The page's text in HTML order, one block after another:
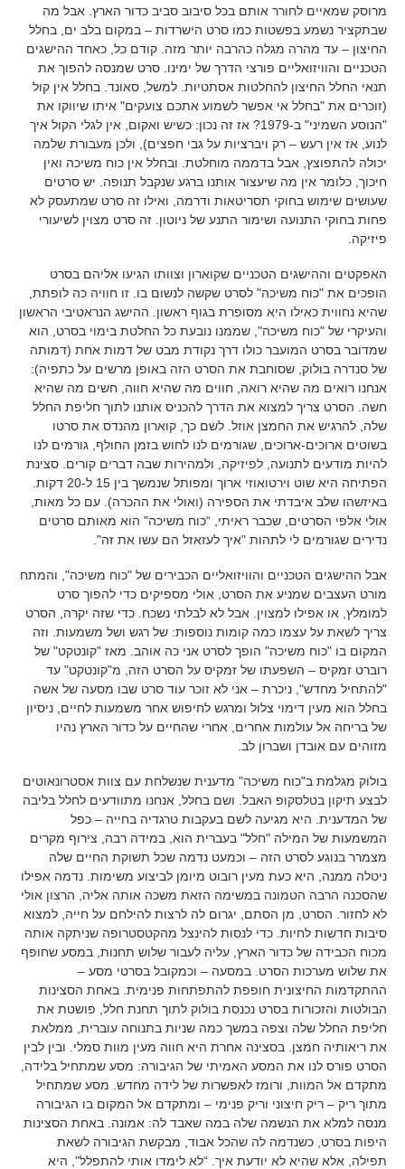
מרוסק שמאיים לחורר אותם בכל סיבוב סביב כדור הארץ. אבל מה
שבתקציר נשמע בפשטות כמו סרט הישרדות – במקום בלב ים, בחלל
החיצון – עד מהרה מגלה כהרבה יותר מזה. קודם כל, כאחד ההישגים
הטכניים והוויזואליים פורצי הדרך של ימינו. סרט שמנסה להפוך את
תנאי החלל החיצון להחלטות אסתטיות. למשל, סאונד. בחלל אין קול
(זוכרים את "בחלל אי אפשר לשמוע אתכם צועקים" איתו שיווקו את
"הנוסע השמיני" ב-1979? אז זה נכון: כשיש ואקום, אין לגלי הקול איך
לנוע, אז אין רעש – רק ויברציות על גבי חפצים), ולכן מעבורת שלמה
יכולה להתפוצץ, אבל בדממה מוחלטת. ובחלל אין כוח משיכה ואין
חיכוך, כלומר אין מה שיעצור אותנו ברגע שנקבל תנופה. יש סרטים
שעושים שימוש בחוקי תסריטאות ודרמה, ואילו זה סרט שמתעסק לא
פחות בחוקי התנועה ושימור התנע של ניוטון. זה סרט מצוין לשיעורי
פיזיקה.
האפקטים וההישגים הטכניים שקוארון וצוותו הגיעו אליהם בסרט
הופכים את "כוח משיכה" לסרט שקשה לנשום בו. זו חוויה כה לופתת,
שהיא נחווית כאילו היא מסופרת בגוף ראשון. ההישג הנראטיבי הראשון
והעיקרי של "כוח משיכה", שממנו נובעת כל החלטת בימוי בסרט, הוא
שמדובר בסרט המועבר כולו דרך נקודת מבט של דמות אחת (דמותה
של סנדרה בולוק, שסוחבת את הסרט הזה באופן מרשים על כתפיה):
אנחנו רואים מה שהיא רואה, חווים מה שהיא חווה, חשים מה שהיא
חשה. הסרט צריך למצוא את הדרך להכניס אותנו לתוך חליפת החלל
שלה, להרגיש את החמצן אוזל. לשם כך, קוארון מהנדס את סרטו
בשוטים ארוכים-ארוכים, שגורמים לנו לחוש בזמן החולף, גורמים לנו
להיות מודעים לתנועה, לפיזיקה, ולמהירות שבה דברים קורים. סצינת
הפתיחה היא שוט וירטואוזי ארוך ומפותל שנמשך בין 15 ל-20 דקות.
באיזשהו שלב איבדתי את הספירה (ואולי את ההכרה). עם כל מאות,
אולי אלפי הסרטים, שכבר ראיתי, “כוח משיכה" הוא מאותם סרטים
נדירים שגורמים לי לתהות "איך לעזאזל הם עשו את זה".
אבל ההישגים הטכניים והוויזואליים הכבירים של "כוח משיכה", והמתח
מורט העצבים שמניע את הסרט, אולי מספיקים כדי להפוך סרט
למומלץ, או אפילו למצוין. אבל לא לבלתי נשכח. כדי שזה יקרה, הסרט
צריך לשאת על עצמו כמה קומות נוספות: של רגש ושל משמעות. וזה
המקום בו "כוח משיכה" הופך לסרט אני כה אוהב. מאז "קונטקט" של
רוברט זמקיס – השפעתו של זמקיס על הסרט הזה, מ"קונטקט" עד
"להתחיל מחדש", ניכרת – אני לא זוכר עוד סרט שבו מסעה של אשה
בחלל הוא מעין דימוי צלול ומרגש לחיפוש אחר משמעות לחיים, ניסיון
של בריחה אל עולמות אחרים, אחרי שהחיים על כדור הארץ נהיו
מזוהים עם אובדן ושברון לב.
בולוק מגלמת ב"כוח משיכה" מדענית שנשלחת עם צוות אסטרונאוטים
לבצע תיקון בטלסקופ האבל. ושם בחלל, אנחנו מתוודעים לחלל בליבה
של המדענית. היא מגיעה לשם בעקבות טרגדיה בחייה – כפל
המשמעות של המילה "חלל" בעברית הוא, במידה רבה, צירוף מקרים
מצמרר בנוגע לסרט הזה – וכמעט נדמה שכל תשוקת החיים שלה
ניטלה ממנה, היא כעת מעין רובוט מיומן לביצוע משימות. נדמה אפילו
שהסכנה הרבה הטמונה במשימה הזאת משכה אותה אליה, הרצון אולי
לא לחזור. הסרט, מן הסתם, יגרום לה לרצות להילחם על חייה, למצוא
סיבות חדשות לחיות. כדי לנסות להינצל מהקטסטרופה שניתקה אותה
מכוח הכבידה של כדור הארץ, עליה לעבור שלוש תחנות, במסע שחופף
את שלוש מערכות הסרט. במסעה – וכמקובל בסרטי מסע –
ההתקדמות החיצונית חופפת להתפתחות פנימית. באחת הסצינות
הבולטות והזכורות בסרט נכנסת בולוק לתוך תחנת חלל, פושטת את
חליפת החלל שלה וצפה במשך כמה שניות בתנוחה עוברית, ממלאת
את ריאותיה חמצן. בסצינה אחרת היא חווה מעין מוות סמלי. ובין לבין
הסרט פורס לנו את המסע האמיתי של הגיבורה: מסע שמתחיל בלידה,
מתקדם אל המוות, ורומז לאפשרות של לידה מחדש. מסע שמתחיל
מתוך ריק – ריק חיצוני וריק פנימי – ומתקדם אל המקום בו הגיבורה
מנסה למלא את הנשמה שלה במה שאבד לה: אמונה. באחת הסצינות
היפות בסרט, כשנדמה לה שהכל אבוד, מבקשת הגיבורה לשאת
תפילה, אלא שהיא לא יודעת איך. “לא לימדו אותי להתפלל", היא